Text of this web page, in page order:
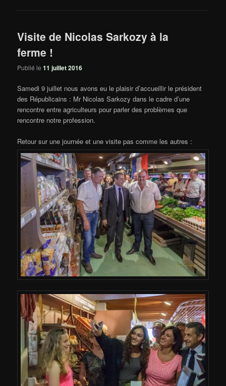
Visite de Nicolas Sarkozy à la
ferme !
Publié le11 juillet 2016
Samedi 9 juillet nous avons eu le plaisir d’accueillir le président
des Républicains : Mr Nicolas Sarkozy dans le cadre d’une
rencontre entre agriculteurs pour parler des problèmes que
rencontre notre profession.
Retour sur une journée et une visite pas comme les autres :